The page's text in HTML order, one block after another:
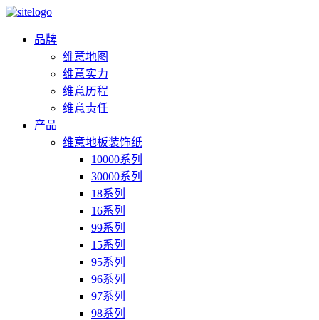
品牌
维意地图
维意实力
维意历程
维意责任
产品
维意地板装饰纸
10000系列
30000系列
18系列
16系列
99系列
15系列
95系列
96系列
97系列
98系列